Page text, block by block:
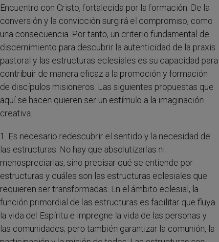
Encuentro con Cristo, fortalecida por la formación. De la
conversión y la convicción surgirá el compromiso, como
una consecuencia. Por tanto, un criterio fundamental de
discernimiento para descubrir la autenticidad de la praxis
pastoral y las estructuras eclesiales es su capacidad para
contribuir de manera eficaz a la promoción y formación
de discípulos misioneros. Las siguientes propuestas que
aquí se hacen quieren ser un estímulo a la imaginación
creativa.
1. Es necesario redescubrir el sentido y la necesidad de
las estructuras. No hay que absolutizarlas ni
menospreciarlas, sino precisar qué se entiende por
estructuras y cuáles son las estructuras eclesiales que
requieren ser transformadas. En el ámbito eclesial, la
función primordial de las estructuras es facilitar que fluya
la vida del Espíritu e impregne la vida de las personas y
las comunidades; pero también garantizar la comunión, la